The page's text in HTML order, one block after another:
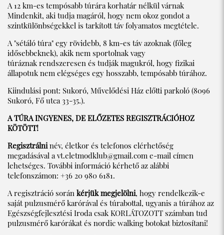
A 12 km-es tempósabb túrára korhatár nélkül várnak
Mindenkit, aki tudja magáról, hogy nem okoz gondot a
szintkülönbségekkel is tarkított táv folyamatos megtétele.
A "sétáló túra" egy rövidebb, 8 km-es táv azoknak (főleg
idősebbeknek), akik nem sportolnak vagy
túráznak rendszeresen és tudják magukról, hogy fizikai
állapotuk nem elégséges egy hosszabb, tempósabb túrához.
Kiindulási pont: Sukoró, Művelődési Ház előtti parkoló (8096
Sukoró, Fő utca 33-35.).
A TÚRA INGYENES, DE ELŐZETES REGISZTRÁCIÓHOZ
KÖTÖTT!
Regisztrálninév, életkor és telefonos elérhetőség
megadásával avt.eletmodklub@gmail.com e-mail címen
lehetséges. További információ kérhető az alábbi
telefonszámon: +36 20 980 6181.
A regisztráció során kérjük megjelölni, hogy rendelkezik-e
saját pulzusmérő karórával és túrabottal, ugyanis a túrához az
Egészségfejlesztési Iroda csak KORLÁTOZOTT számban tud
pulzusmérő karórákat és nordic walking botokat biztosítani!